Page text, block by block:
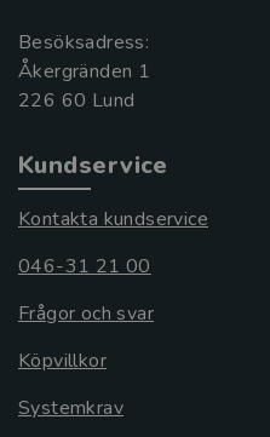
Besöksadress:
Åkergränden 1
Kundservice
Kontakta kundservice
046-31 21 00
Frågor och svar
Köpvillkor
Systemkrav